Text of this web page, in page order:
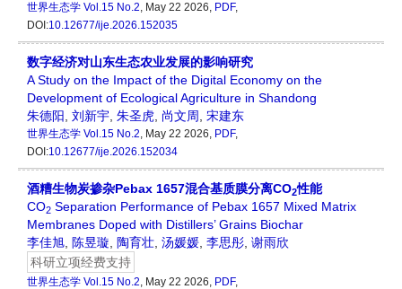
世界生态学 Vol.15 No.2, May 22 2026, PDF,
DOI:10.12677/ije.2026.152035
数字经济对山东生态农业发展的影响研究
A Study on the Impact of the Digital Economy on the
Development of Ecological Agriculture in Shandong
朱德阳 刘新宇 朱圣虎 尚文周 宋建东
世界生态学 Vol.15 No.2, May 22 2026, PDF,
DOI:10.12677/ije.2026.152034
酒糟生物炭掺杂Pebax 1657混合基质膜分离CO2性能
CO2 Separation Performance of Pebax 1657 Mixed Matrix
Membranes Doped with Distillers’ Grains Biochar
李佳旭
陈昱璇 陶育壮 汤媛媛 李思彤 谢雨欣
科研立项经费支持
世界生态学 Vol.15 No.2, May 22 2026, PDF,